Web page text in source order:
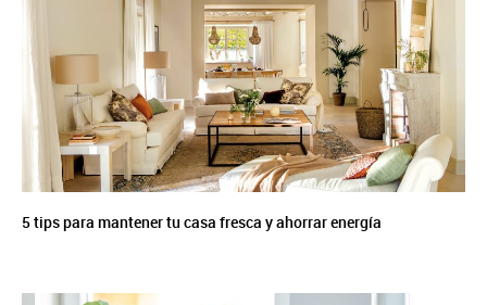
5 tips para mantener tu casa fresca y ahorrar energía